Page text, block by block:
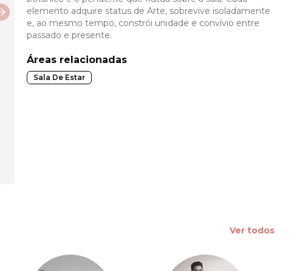
Next slide
elemento adquire status de Arte, sobrevive isoladamente
e, ao mesmo tempo, constrói unidade e convívio entre
passado e presente.
Áreas relacionadas
Sala De Estar
Ver todos